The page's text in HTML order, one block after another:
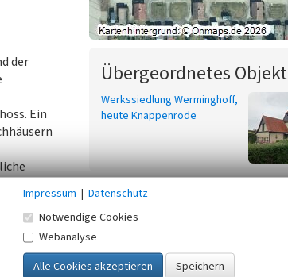
der
Ein
Übergeordnetes Objekt
Werkssiedlung Werminghoff,
heute Knappenrode
Impressum | Datenschutz
Notwendige Cookies
Webanalyse